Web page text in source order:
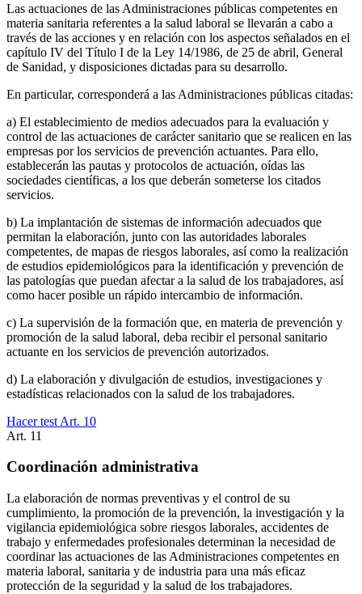
Las actuaciones de las Administraciones públicas competentes en
materia sanitaria referentes a la salud laboral se llevarán a cabo a
través de las acciones y en relación con los aspectos señalados en el
capítulo IV del Título I de la Ley 14/1986, de 25 de abril, General
de Sanidad, y disposiciones dictadas para su desarrollo.
En particular, corresponderá a las Administraciones públicas citadas:
a) El establecimiento de medios adecuados para la evaluación y
control de las actuaciones de carácter sanitario que se realicen en las
empresas por los servicios de prevención actuantes. Para ello,
establecerán las pautas y protocolos de actuación, oídas las
sociedades científicas, a los que deberán someterse los citados
servicios.
b) La implantación de sistemas de información adecuados que
permitan la elaboración, junto con las autoridades laborales
competentes, de mapas de riesgos laborales, así como la realización
de estudios epidemiológicos para la identificación y prevención de
las patologías que puedan afectar a la salud de los trabajadores, así
como hacer posible un rápido intercambio de información.
c) La supervisión de la formación que, en materia de prevención y
promoción de la salud laboral, deba recibir el personal sanitario
actuante en los servicios de prevención autorizados.
d) La elaboración y divulgación de estudios, investigaciones y
estadísticas relacionados con la salud de los trabajadores.
Hacer test Art. 10
Art. 11
Coordinación administrativa
La elaboración de normas preventivas y el control de su
cumplimiento, la promoción de la prevención, la investigación y la
vigilancia epidemiológica sobre riesgos laborales, accidentes de
trabajo y enfermedades profesionales determinan la necesidad de
coordinar las actuaciones de las Administraciones competentes en
materia laboral, sanitaria y de industria para una más eficaz
protección de la seguridad y la salud de los trabajadores.